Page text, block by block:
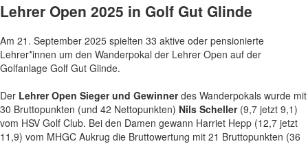
Lehrer Open 2025 in Golf Gut Glinde
Am 21. September 2025 spielten 33 aktive oder pensionierte
Lehrer*innen um den Wanderpokal der Lehrer Open auf der
Golfanlage Golf Gut Glinde.
Der Lehrer Open Sieger und Gewinnerdes Wanderpokals wurde mit
30 Bruttopunkten (und 42 Nettopunkten) Nils Scheller(9,7 jetzt 9,1)
vom HSV Golf Club. Bei den Damen gewann Harriet Hepp (12,7 jetzt
11,9) vom MHGC Aukrug die Bruttowertung mit 21 Bruttopunkten (36